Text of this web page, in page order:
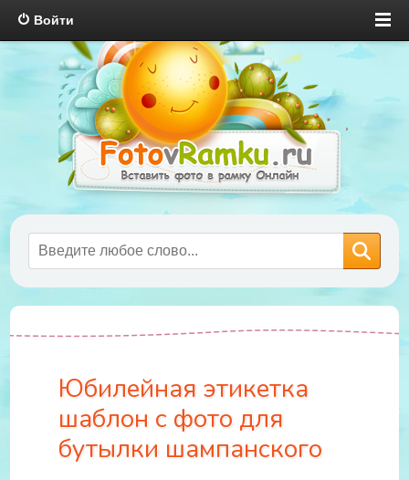
Войти
Юбилейная этикетка
шаблон с фото для
бутылки шампанского